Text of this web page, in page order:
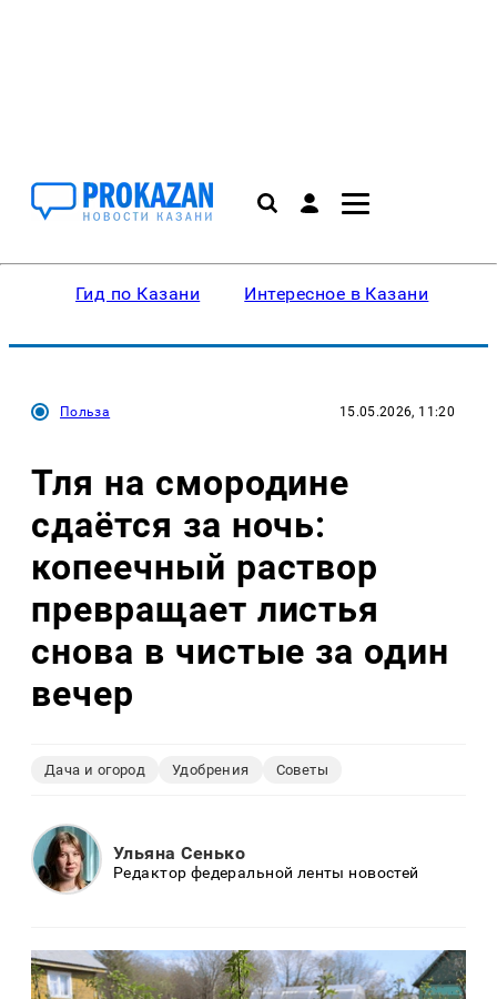
Гид по Казани Интересное в Казани
Польза 15.05.2026, 11:20
Тля на смородине
сдаётся за ночь:
копеечный раствор
превращает листья
снова в чистые за один
вечер
Дача и огород Удобрения Советы
Ульяна Сенько
Редактор федеральной ленты новостей